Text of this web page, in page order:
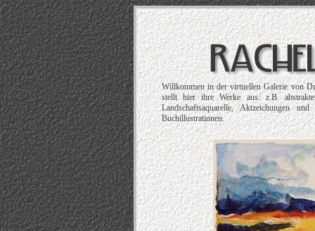
Willkommen in der virtuellen Galerie von
stellt hier ihre Werke aus: z.B.
Landschaftsaquarelle, Aktzeichungen
Buchillustrationen.